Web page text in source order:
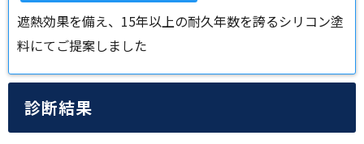
遮熱効果を備え、15年以上の耐久年数を誇るシリコン塗
料にてご提案しました
診断結果